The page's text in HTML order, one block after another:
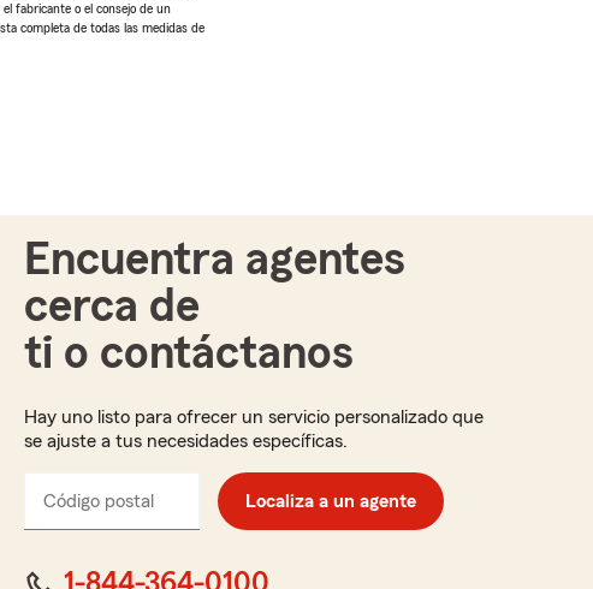
fabricante o el consejo de un
completa de todas las medidas de
Encuentra agentes
cerca de
ti o contáctanos
Hay uno listo para ofrecer un servicio personalizado que
se ajuste a tus necesidades específicas.
Código postal Localiza a un agente